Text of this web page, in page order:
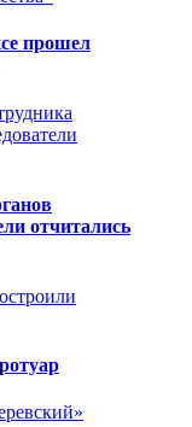
прошел
отчитались